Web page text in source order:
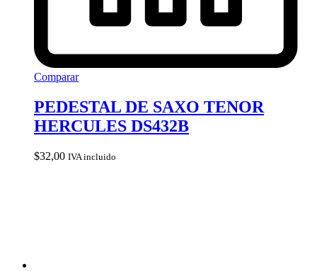
Comparar
PEDESTAL DE SAXO TENOR
HERCULES DS432B
$32,00 IVA incluido